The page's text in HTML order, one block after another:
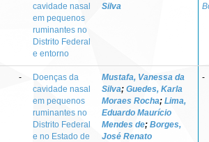
cavidade nasal
em pequenos
ruminantes no
Distrito Federal
e entorno
Silva
-
Doenças da
cavidade nasal
em pequenos
ruminantes no
Distrito Federal
e no Estado de
Mustafa, Vanessa da
Silva; Guedes, Karla
Moraes Rocha; Lima,
Eduardo Maurício
Mendes de; Borges,
José Renato
-